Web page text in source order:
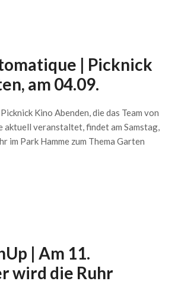
| Picknick
am 04.09.
Kino Abenden, die das Team von
aktuell veranstaltet, findet am Samstag,
im Park Hamme zum Thema Garten
| Am 11.
wird die Ruhr